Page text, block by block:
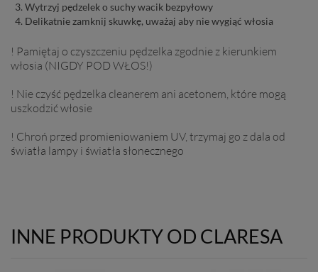
Wytrzyj pędzelek o suchy wacik bezpyłowy
Delikatnie zamknij skuwkę, uważaj aby nie wygiąć włosia
! Pamiętaj o czyszczeniu pędzelka zgodnie z kierunkiem
włosia (NIGDY POD WŁOS!)
! Nie czyść pędzelka cleanerem ani acetonem, które mogą
uszkodzić włosie
! Chroń przed promieniowaniem UV, trzymaj go z dala od
światła lampy i światła słonecznego
INNE PRODUKTY OD CLARESA